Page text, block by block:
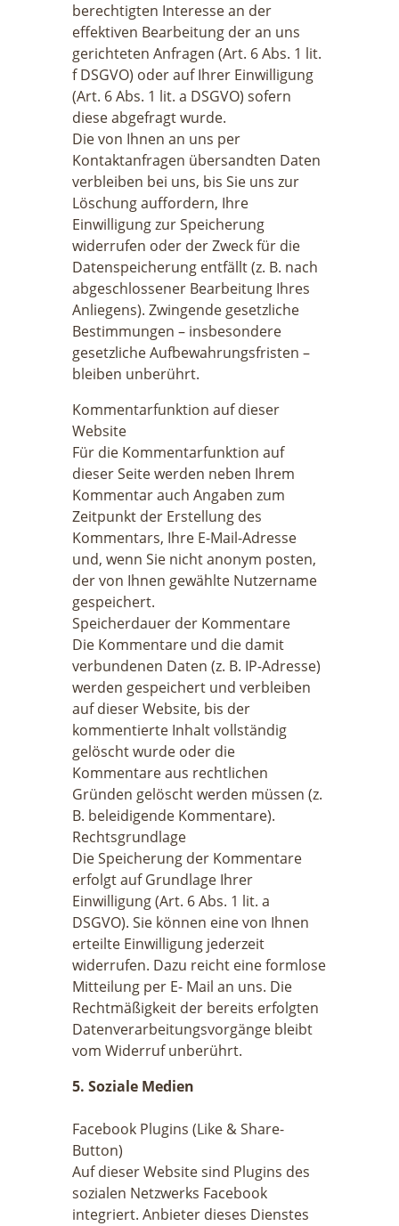
berechtigten Interesse an der
effektiven Bearbeitung der an uns
gerichteten Anfragen (Art. 6 Abs. 1 lit.
f DSGVO) oder auf Ihrer Einwilligung
(Art. 6 Abs. 1 lit. a DSGVO) sofern
diese abgefragt wurde.
Die von Ihnen an uns per
Kontaktanfragen übersandten Daten
verbleiben bei uns, bis Sie uns zur
Löschung auffordern, Ihre
Einwilligung zur Speicherung
widerrufen oder der Zweck für die
Datenspeicherung entfällt (z. B. nach
abgeschlossener Bearbeitung Ihres
Anliegens). Zwingende gesetzliche
Bestimmungen – insbesondere
gesetzliche Aufbewahrungsfristen –
bleiben unberührt.
Kommentarfunktion auf dieser
Website
Für die Kommentarfunktion auf
dieser Seite werden neben Ihrem
Kommentar auch Angaben zum
Zeitpunkt der Erstellung des
Kommentars, Ihre E-Mail-Adresse
und, wenn Sie nicht anonym posten,
der von Ihnen gewählte Nutzername
gespeichert.
Speicherdauer der Kommentare
Die Kommentare und die damit
verbundenen Daten (z. B. IP-Adresse)
werden gespeichert und verbleiben
auf dieser Website, bis der
kommentierte Inhalt vollständig
gelöscht wurde oder die
Kommentare aus rechtlichen
Gründen gelöscht werden müssen (z.
B. beleidigende Kommentare).
Rechtsgrundlage
Die Speicherung der Kommentare
erfolgt auf Grundlage Ihrer
Einwilligung (Art. 6 Abs. 1 lit. a
DSGVO). Sie können eine von Ihnen
erteilte Einwilligung jederzeit
widerrufen. Dazu reicht eine formlose
Mitteilung per E- Mail an uns. Die
Rechtmäßigkeit der bereits erfolgten
Datenverarbeitungsvorgänge bleibt
vom Widerruf unberührt.
5. Soziale Medien
Facebook Plugins (Like & Share-
Button)
Auf dieser Website sind Plugins des
sozialen Netzwerks Facebook
integriert. Anbieter dieses Dienstes